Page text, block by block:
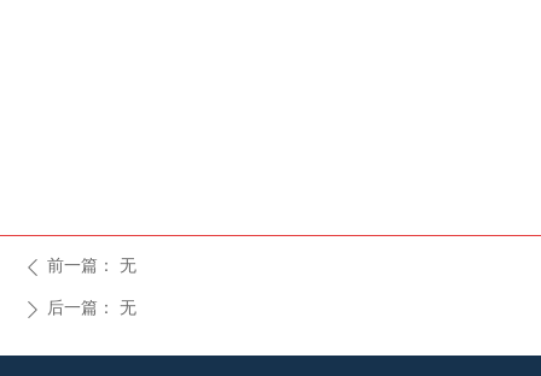
ꄴ 前一篇： 无
ꄲ 后一篇： 无